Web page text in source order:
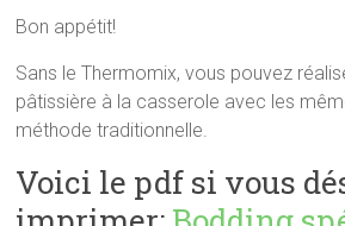
Bon appétit!
Sans le Thermomix, vous pouvez
pâtissière à la casserole avec les
méthode traditionnelle.
Voici le pdf si vous